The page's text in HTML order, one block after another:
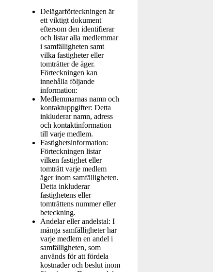
Delägarförteckningen är
ett viktigt dokument
eftersom den identifierar
och listar alla medlemmar
i samfälligheten samt
vilka fastigheter eller
tomträtter de äger.
Förteckningen kan
innehålla följande
information:
Medlemmarnas namn och
kontaktuppgifter: Detta
inkluderar namn, adress
och kontaktinformation
till varje medlem.
Fastighetsinformation:
Förteckningen listar
vilken fastighet eller
tomträtt varje medlem
äger inom samfälligheten.
Detta inkluderar
fastighetens eller
tomträttens nummer eller
beteckning.
Andelar eller andelstal: I
många samfälligheter har
varje medlem en andel i
samfälligheten, som
används för att fördela
kostnader och beslut inom